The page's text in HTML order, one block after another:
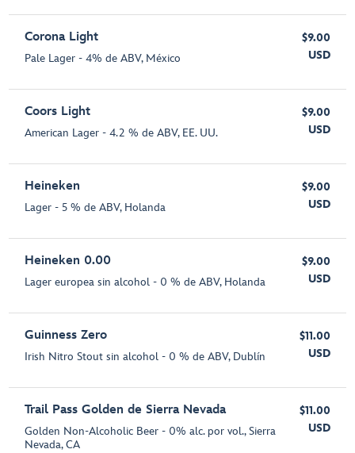
Corona Light
Pale Lager - 4% de ABV, México
$9.00
USD
Coors Light
American Lager - 4.2 % de ABV, EE. UU.
$9.00
USD
Heineken
Lager - 5 % de ABV, Holanda
$9.00
USD
Heineken 0.00
Lager europea sin alcohol - 0 % de ABV, Holanda
$9.00
USD
Guinness Zero
Irish Nitro Stout sin alcohol - 0 % de ABV, Dublín
$11.00
USD
Trail Pass Golden de Sierra Nevada
Golden Non-Alcoholic Beer - 0% alc. por vol., Sierra
Nevada, CA
$11.00
USD